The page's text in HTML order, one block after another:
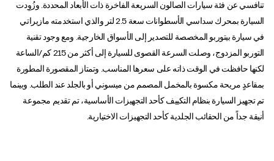
تنافسي عن فئة سيارات الصالون السريعة الفاخرة ذات الأبعاد المحددة. وزُوِدت
السيارة بمحرك سداسي الأسطوانات سعة 2.5 لتر والذي استخدمته مازيراتي
في سيارة بيتوربو المخصصة للتصدير إلى الأسواق الخارجية. ومع وجود تقنية
التوربو المزدوج، وصلت السرعة القصوى للسيارة إلى أكثر من 215 كم/الساعة
لكنها حافظت في الوقت ذاته على سعرها المناسب. وتمتاز المقصورة المطورة
بمقاعدٍ مريحة مكسوة بالمخمل المصمم من ميسوني أو بالجلد عند الطلب. وبينما
تم تجهيز السيارة بنظام التكييف كأحد التجهيزات الأساسية، تم تقديم مجموعة
أنيقة جداً من الحقائب الجلدية كأحد التجهيزات الاختيارية.